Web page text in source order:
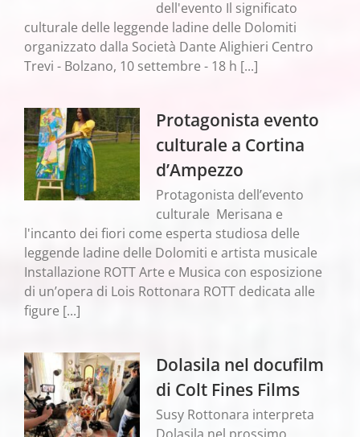
dell'evento Il significato
culturale delle leggende ladine delle Dolomiti
organizzato dalla Società Dante Alighieri Centro
Trevi - Bolzano, 10 settembre - 18 h [...]
Protagonista evento
culturale a Cortina
d’Ampezzo
Protagonista dell’evento
culturale Merisana e
l'incanto dei fiori come esperta studiosa delle
leggende ladine delle Dolomiti e artista musicale
Installazione ROTT Arte e Musica con esposizione
di un’opera di Lois Rottonara ROTT dedicata alle
figure [...]
Dolasila nel docufilm
di Colt Fines Films
Susy Rottonara interpreta